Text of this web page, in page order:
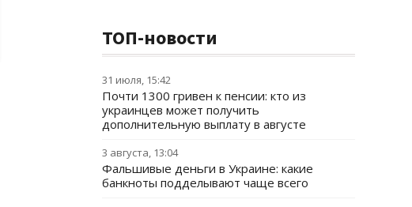
ТОП-новости
31 июля, 15:42
Почти 1300 гривен к пенсии: кто из
украинцев может получить
дополнительную выплату в августе
3 августа, 13:04
Фальшивые деньги в Украине: какие
банкноты подделывают чаще всего